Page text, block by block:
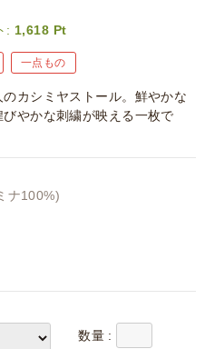
: 1,618 Pt
一点もの
カシミヤストール。鮮やかな
やかな刺繍が映える一枚で
ナ100%)
数量 :